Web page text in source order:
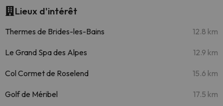
Lieux d'intérêt
Thermes de Brides-les-Bains 12.8 km
Le Grand Spa des Alpes 12.9 km
Col Cormet de Roselend 15.6 km
Golf de Méribel 17.5 km